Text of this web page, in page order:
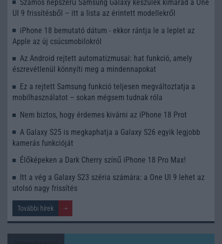
Számos népszerű Samsung Galaxy készülék kimarad a One
UI 9 frissítésből – itt a lista az érintett modellekről
iPhone 18 bemutató dátum - ekkor rántja le a leplet az
Apple az új csúcsmobilokról
Az Android rejtett automatizmusai: hat funkció, amely
észrevétlenül könnyíti meg a mindennapokat
Ez a rejtett Samsung funkció teljesen megváltoztatja a
mobilhasználatot – sokan mégsem tudnak róla
Nem biztos, hogy érdemes kivárni az iPhone 18 Prot
A Galaxy S25 is megkaphatja a Galaxy S26 egyik legjobb
kamerás funkcióját
Élőképeken a Dark Cherry színű iPhone 18 Pro Max!
Itt a vég a Galaxy S23 széria számára: a One UI 9 lehet az
utolsó nagy frissítés
További hírek